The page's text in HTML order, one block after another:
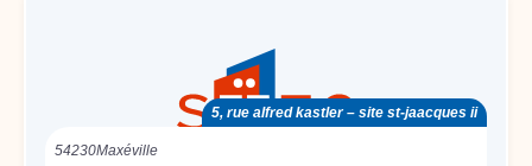
5, rue alfred kastler – site st-jaacques ii
54230Maxéville